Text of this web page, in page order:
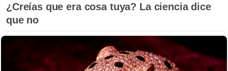
¿Creías que era cosa tuya? La ciencia dice
que no